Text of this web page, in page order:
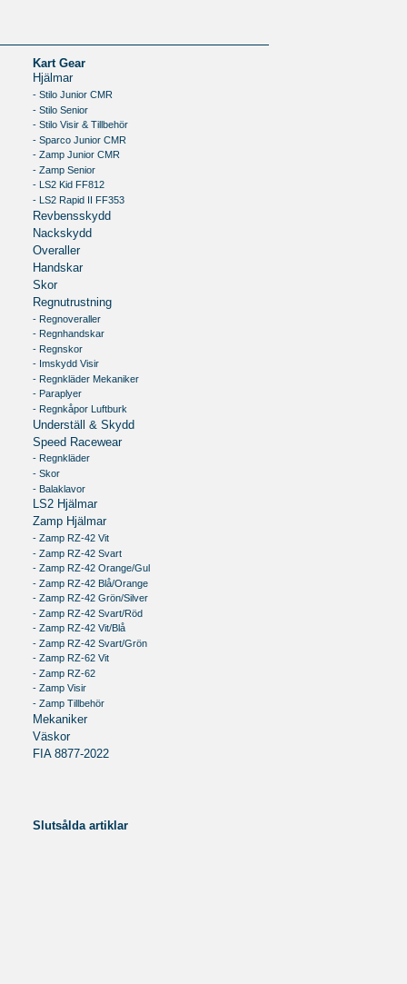
Kart Gear
Hjälmar
- Stilo Junior CMR
- Stilo Senior
- Stilo Visir & Tillbehör
- Sparco Junior CMR
- Zamp Junior CMR
- Zamp Senior
- LS2 Kid FF812
- LS2 Rapid II FF353
Revbensskydd
Nackskydd
Overaller
Handskar
Skor
Regnutrustning
- Regnoveraller
- Regnhandskar
- Regnskor
- Imskydd Visir
- Regnkläder Mekaniker
- Paraplyer
- Regnkåpor Luftburk
Underställ & Skydd
Speed Racewear
- Regnkläder
- Skor
- Balaklavor
LS2 Hjälmar
Zamp Hjälmar
- Zamp RZ-42 Vit
- Zamp RZ-42 Svart
- Zamp RZ-42 Orange/Gul
- Zamp RZ-42 Blå/Orange
- Zamp RZ-42 Grön/Silver
- Zamp RZ-42 Svart/Röd
- Zamp RZ-42 Vit/Blå
- Zamp RZ-42 Svart/Grön
- Zamp RZ-62 Vit
- Zamp RZ-62
- Zamp Visir
- Zamp Tillbehör
Mekaniker
Väskor
FIA 8877-2022
Slutsålda artiklar